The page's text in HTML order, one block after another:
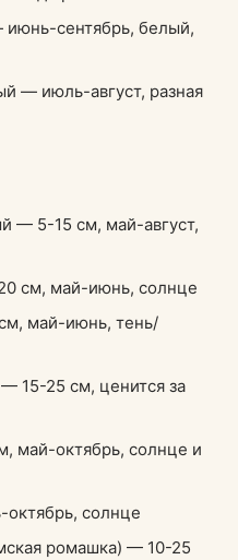
июнь-сентябрь, белый,
— июль-август, разная
— 5-15 см, май-август,
см, май-июнь, солнце
май-июнь, тень/
15-25 см, ценится за
май-октябрь, солнце и
солнце
ромашка) — 10-25